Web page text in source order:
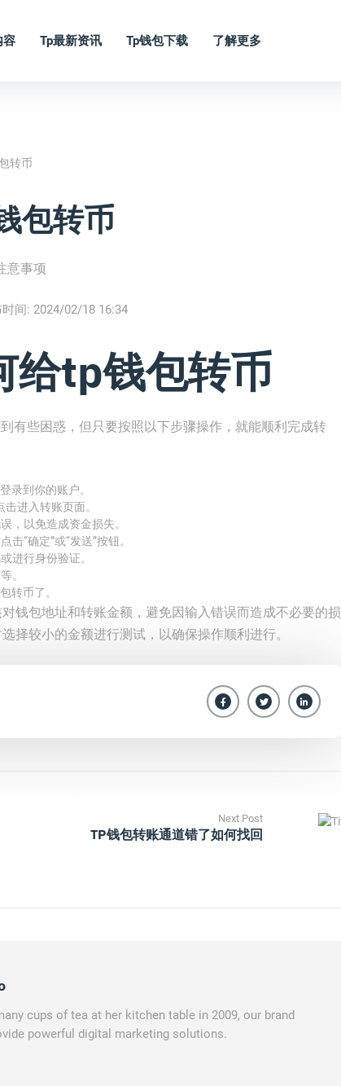
容 Tp最新资讯 Tp钱包下载 了解更多
转币
包转币
意事项
间: 2024/02/18 16:34
给tp钱包转币
有些困惑，但只要按照以下步骤操作，就能顺利完成转
录到你的账户。
进入转账页面。
，以免造成资金损失。
“确定”或“发送”按钮。
进行身份验证。
。
转币了。
钱包地址和转账金额，避免因输入错误而造成不必要的损
择较小的金额进行测试，以确保操作顺利进行。
Next Post
TP钱包转账通道错了如何找回
cups of tea at her kitchen table in 2009, our brand
powerful digital marketing solutions.